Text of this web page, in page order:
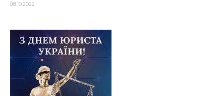
08.10.2022